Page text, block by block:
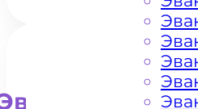
для